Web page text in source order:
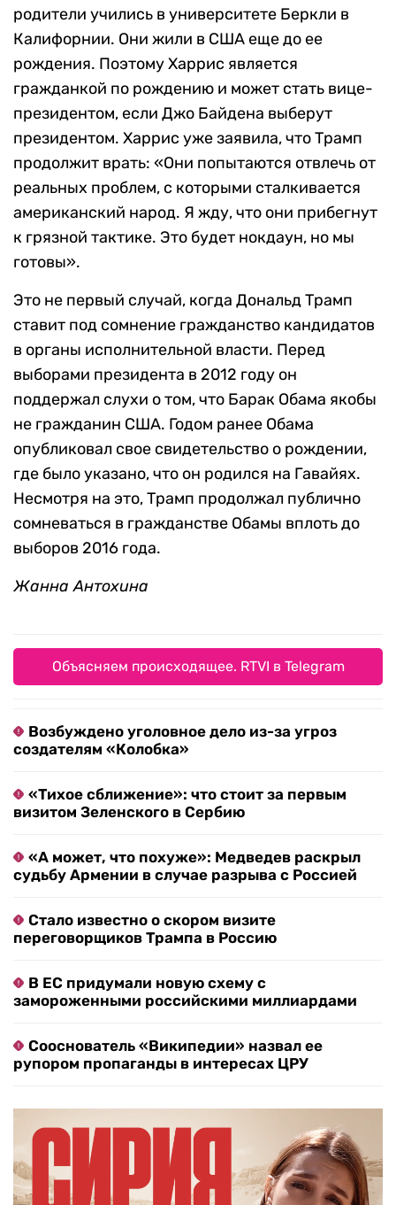
родители учились в университете Беркли в
Калифорнии. Они жили в США еще до ее
рождения. Поэтому Харрис является
гражданкой по рождению и может стать вице-
президентом, если Джо Байдена выберут
президентом. Харрис уже заявила, что Трамп
продолжит врать: «Они попытаются отвлечь от
реальных проблем, с которыми сталкивается
американский народ. Я жду, что они прибегнут
к грязной тактике. Это будет нокдаун, но мы
готовы».
Это не первый случай, когда Дональд Трамп
ставит под сомнение гражданство кандидатов
в органы исполнительной власти. Перед
выборами президента в 2012 году он
поддержал слухи о том, что Барак Обама якобы
не гражданин США. Годом ранее Обама
опубликовал свое свидетельство о рождении,
где было указано, что он родился на Гавайях.
Несмотря на это, Трамп продолжал публично
сомневаться в гражданстве Обамы вплоть до
выборов 2016 года.
Жанна Антохина
Объясняем происходящее. RTVI в Telegram
Возбуждено уголовное дело из-за угроз
создателям «Колобка»
«Тихое сближение»: что стоит за первым
визитом Зеленского в Сербию
«А может, что похуже»: Медведев раскрыл
судьбу Армении в случае разрыва с Россией
Стало известно о скором визите
переговорщиков Трампа в Россию
В ЕС придумали новую схему с
замороженными российскими миллиардами
Сооснователь «Википедии» назвал ее
рупором пропаганды в интересах ЦРУ